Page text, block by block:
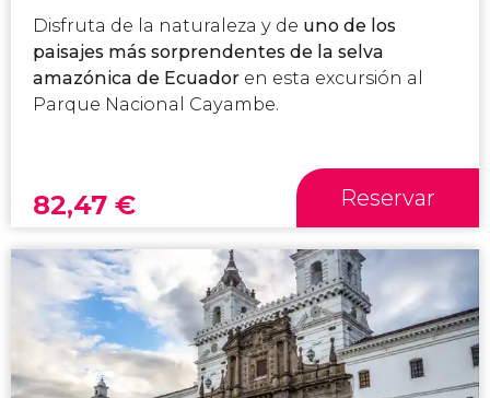
Disfruta de la naturaleza y de uno de los
paisajes más sorprendentes de la selva
amazónica de Ecuador en esta excursión al
Parque Nacional Cayambe.
82,47 € Reservar